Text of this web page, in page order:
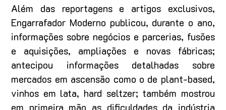
Além das reportagens e artigos exclusivos,
Engarrafador Moderno publicou, durante o ano,
informações sobre negócios e parcerias, fusões
e aquisições, ampliações e novas fábricas;
antecipou informações detalhadas sobre
mercados em ascensão como o de plant-based,
vinhos em lata, hard seltzer; também mostrou
em primeira mão as dificuldades da indústria